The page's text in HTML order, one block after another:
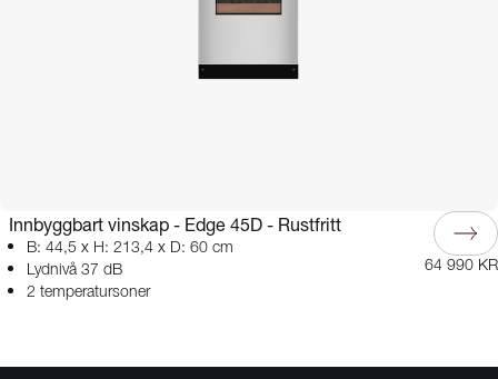
Innbyggbart vinskap - Edge 45D - Rustfritt
B: 44,5 x H: 213,4 x D: 60 cm
Lydnivå 37 dB
2 temperatursoner
64 990 KR